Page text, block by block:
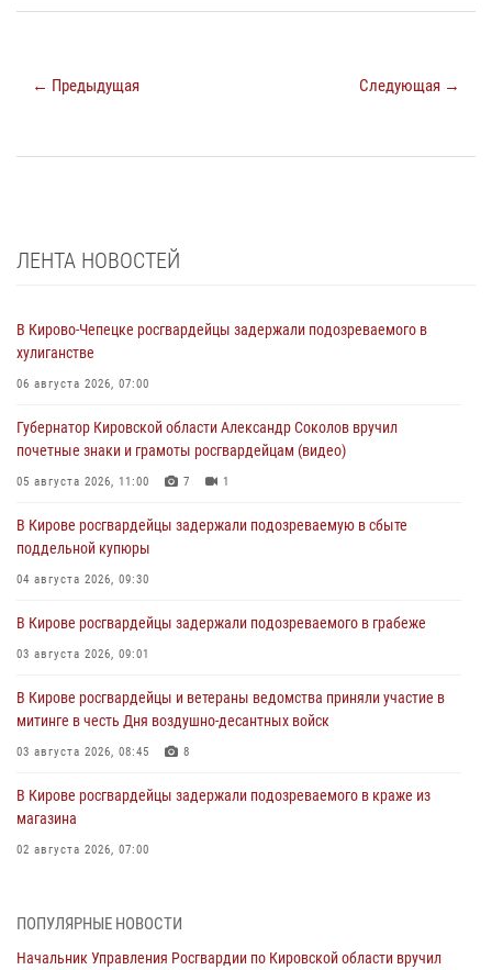
← Предыдущая Следующая →
ЛЕНТА НОВОСТЕЙ
В Кирово-Чепецке росгвардейцы задержали подозреваемого в
хулиганстве
06 августа 2026, 07:00
Губернатор Кировской области Александр Соколов вручил
почетные знаки и грамоты росгвардейцам (видео)
05 августа 2026, 11:00 7 1
В Кирове росгвардейцы задержали подозреваемую в сбыте
поддельной купюры
04 августа 2026, 09:30
В Кирове росгвардейцы задержали подозреваемого в грабеже
03 августа 2026, 09:01
В Кирове росгвардейцы и ветераны ведомства приняли участие в
митинге в честь Дня воздушно-десантных войск
03 августа 2026, 08:45 8
В Кирове росгвардейцы задержали подозреваемого в краже из
магазина
02 августа 2026, 07:00
Российской Федерации
ПОПУЛЯРНЫЕ НОВОСТИ
Начальник Управления Росгвардии по Кировской области вручил